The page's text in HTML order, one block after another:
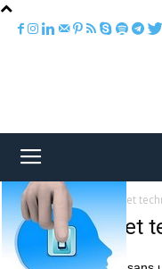
Accueil Motivation et
Motivation et